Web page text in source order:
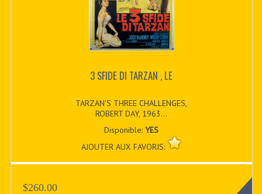
3 SFIDE DI TARZAN , LE
TARZAN'S THREE CHALLENGES,
ROBERT DAY, 1963...
Disponible:YES
AJOUTER AUX FAVORIS:
$260.00